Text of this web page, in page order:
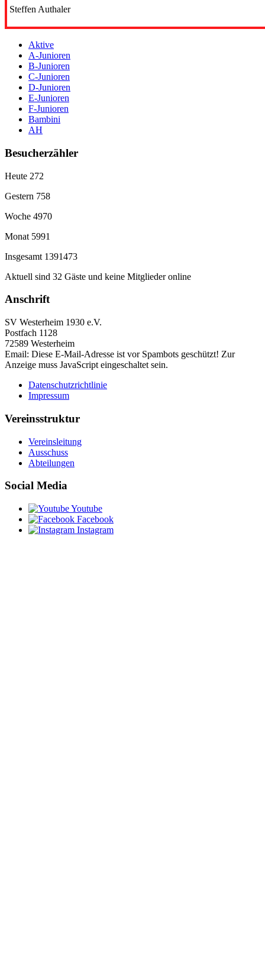
Steffen Authaler
Aktive
A-Junioren
B-Junioren
C-Junioren
D-Junioren
E-Junioren
F-Junioren
Bambini
AH
Besucherzähler
Heute 272
Gestern 758
Woche 4970
Monat 5991
Insgesamt 1391473
Aktuell sind 32 Gäste und keine Mitglieder online
Anschrift
SV Westerheim 1930 e.V.
Postfach 1128
72589 Westerheim
Email: Diese E-Mail-Adresse ist vor Spambots geschützt! Zur
Anzeige muss JavaScript eingeschaltet sein.
Datenschutzrichtlinie
Impressum
Vereinsstruktur
Vereinsleitung
Ausschuss
Abteilungen
Social Media
Youtube
Facebook
Instagram